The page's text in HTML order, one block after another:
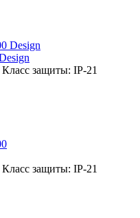
Класс защиты: IP-21
Класс защиты: IP-21